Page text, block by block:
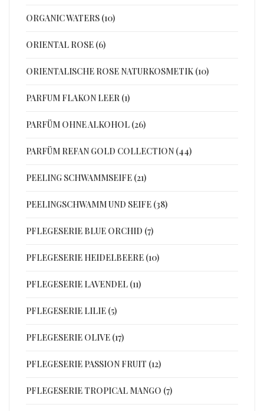
ORGANIC WATERS (10)
ORIENTAL ROSE (6)
ORIENTALISCHE ROSE NATURKOSMETIK (10)
PARFUM FLAKON LEER (1)
PARFÜM OHNE ALKOHOL (26)
PARFÜM REFAN GOLD COLLECTION (44)
PEELING SCHWAMMSEIFE (21)
PEELINGSCHWAMM UND SEIFE (38)
PFLEGESERIE BLUE ORCHID (7)
PFLEGESERIE HEIDELBEERE (10)
PFLEGESERIE LAVENDEL (11)
PFLEGESERIE LILIE (5)
PFLEGESERIE OLIVE (17)
PFLEGESERIE PASSION FRUIT (12)
PFLEGESERIE TROPICAL MANGO (7)